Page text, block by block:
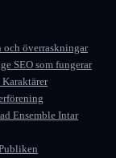
överraskningar
SEO som fungerar
Ensemble Intar